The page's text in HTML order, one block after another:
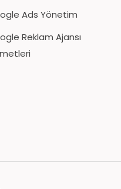
Ads Yönetim
Reklam Ajansı